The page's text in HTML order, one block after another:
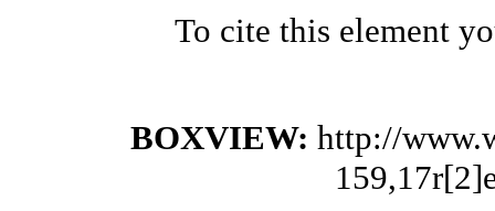
To cite this element
BOXVIEW: http://